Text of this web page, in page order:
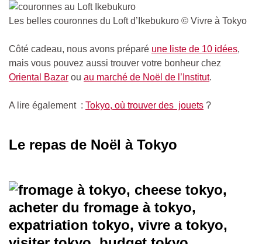
Les belles couronnes du Loft d’Ikebukuro © Vivre à Tokyo
Côté cadeau, nous avons préparé une liste de 10 idées,
mais vous pouvez aussi trouver votre bonheur chez
Oriental Bazar ou au marché de Noël de l’Institut.
A lire également : Tokyo, où trouver des jouets ?
Le repas de Noël à Tokyo